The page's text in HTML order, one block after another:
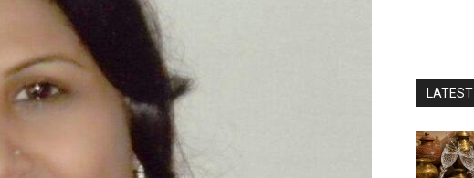
LATEST